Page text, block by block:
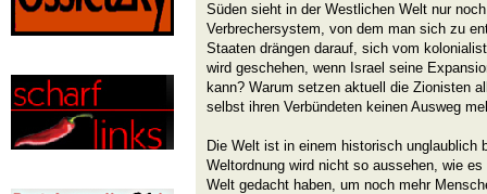
Süden sieht in der Westlichen Welt nur
Verbrechersystem, von dem man sich zu
Staaten drängen darauf, sich vom
wird geschehen, wenn Israel seine
kann? Warum setzen aktuell die Zionisten
selbst ihren Verbündeten keinen Ausweg
Die Welt ist in einem historisch unglaublich
Weltordnung wird nicht so aussehen, wie
Welt gedacht haben, um noch mehr